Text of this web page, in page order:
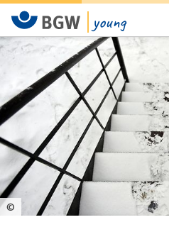
Zum Hauptinhalt springen
©